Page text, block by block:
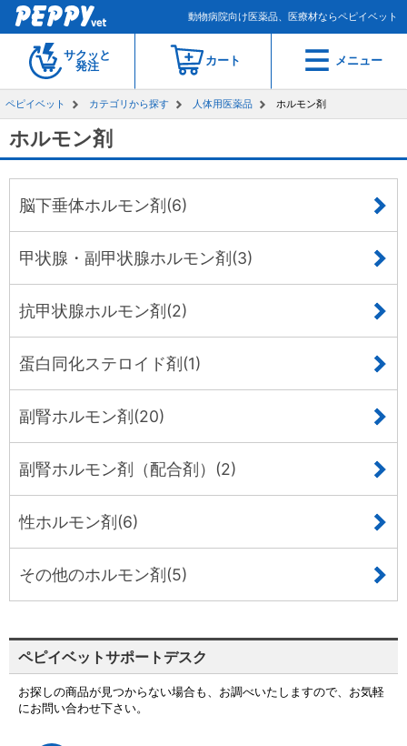
動物病院向け医薬品、医療材ならペピイベット
サクッと
発注
カート メニュー
ペピイベット カテゴリから探す 人体用医薬品 ホルモン剤
ホルモン剤
脳下垂体ホルモン剤(6)
甲状腺・副甲状腺ホルモン剤(3)
抗甲状腺ホルモン剤(2)
蛋白同化ステロイド剤(1)
副腎ホルモン剤(20)
副腎ホルモン剤（配合剤）(2)
性ホルモン剤(6)
その他のホルモン剤(5)
ペピイベットサポートデスク
お探しの商品が見つからない場合も、お調べいたしますので、お気軽
にお問い合わせ下さい。